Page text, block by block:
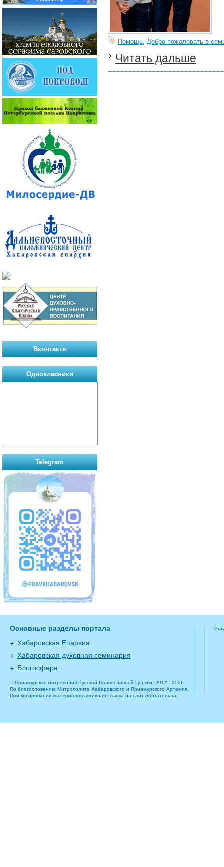
Помощь, Добро пожаловать в
Читать дальше
Вконтакте
Однокласники
Telegram
Основные разделы портала
Хабаровская Епархия
Хабаровская духовная семинария
Блогосфера
© Приамурская митрополия Русской Православной Церкви, 2012 - 2026
По благословению Митрополита Хабаровского и Приамурского Артемия.
При копировании материалов активная ссылка на сайт обязательна.